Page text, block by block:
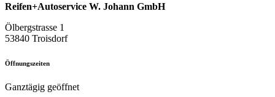
Reifen+Autoservice W. Johann GmbH
Ölbergstrasse 1
53840 Troisdorf
Öffnungszeiten
Ganztägig geöffnet